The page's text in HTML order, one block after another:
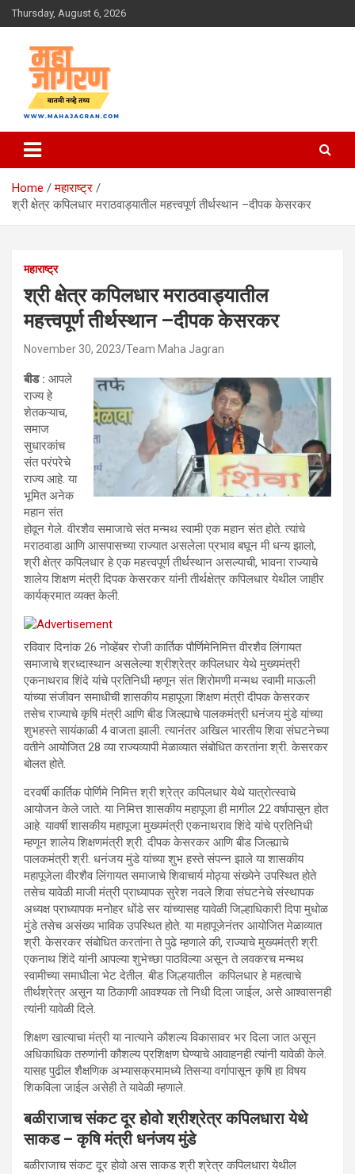
Skip
to
Thursday, August 6, 2026
महा जागरण
Home
महाराष्ट्र
श्री क्षेत्र कपिलधार मराठवाड्यातील महत्त्वपूर्ण तीर्थस्थान –दीपक केसरकर
महाराष्ट्र
श्री क्षेत्र कपिलधार मराठवाड्यातील
महत्त्वपूर्ण तीर्थस्थान –दीपक केसरकर
November 30, 2023 Team Maha Jagran
बीड : आपले
राज्य हे
शेतकऱ्याच,
समाज
सुधारकांच
संत परंपरेचे
राज्य आहे. या
भूमित अनेक
महान संत
होवून गेले. वीरशैव समाजाचे संत मन्मथ स्वामी एक महान संत होते. त्यांचे
मराठवाडा आणि आसपासच्या राज्यात असलेला प्रभाव बघून मी धन्य झालो,
श्री क्षेत्र कपिलधार हे एक महत्त्वपूर्ण तीर्थस्थान असल्याची, भावना राज्याचे
शालेय शिक्षण मंत्री दिपक केसरकर यांनी तीर्थक्षेत्र कपिलधार येथील जाहीर
कार्यक्रमात व्यक्त केली.
रविवार दिनांक 26 नोव्हेंबर रोजी कार्तिक पौर्णिमेनिमित्त वीरशैव लिंगायत
समाजाचे श्रध्दास्थान असलेल्या श्रीश्रेत्र कपिलधार येथे मुख्यमंत्री
एकनाथराव शिंदे यांचे प्रतिनिधी म्हणून संत शिरोमणी मन्मथ स्वामी माऊली
यांच्या संजीवन समाधीची शासकीय महापूजा शिक्षण मंत्री दीपक केसरकर
तसेच राज्याचे कृषि मंत्री आणि बीड जिल्ह्याचे पालकमंत्री धनंजय मुंडे यांच्या
शुभहस्ते सायंकाळी 4 वाजता झाली. त्यानंतर अखिल भारतीय शिवा संघटनेच्या
वतीने आयोजित 28 व्या राज्यव्यापी मेळाव्यात संबोधित करतांना श्री. केसरकर
बोलत होते.
दरवर्षी कार्तिक पोर्णिमे निमित्त श्री श्रेत्र कपिलधार येथे यात्रोत्स्वाचे
आयोजन केले जाते. या निमित्त शासकीय महापूजा ही मागील 22 वर्षापासून होत
आहे. यावर्षी शासकीय महापूजा मुख्यमंत्री एकनाथराव शिंदे यांचे प्रतिनिधी
म्हणून शालेय शिक्षणमंत्री श्री. दीपक केसरकर आणि बीड जिल्ह्याचे
पालकमंत्री श्री. धनंजय मुंडे यांच्या शुभ हस्ते संपन्न झाले या शासकीय
महापूजेला वीरशैव लिंगायत समाजाचे शिवाचार्य मोठ्या संख्येने उपस्थित होते
तसेच यावेळी माजी मंत्री प्राध्यापक सुरेश नवले शिवा संघटनेचे संस्थापक
अध्यक्ष प्राध्यापक मनोहर धोंडे सर यांच्यासह यावेळी जिल्हाधिकारी दिपा मुधोळ
मुंडे तसेच असंख्य भाविक उपस्थित होते. या महापूजेनंतर आयोजित मेळाव्यात
श्री. केसरकर संबोधित करतांना ते पुढे म्हणाले की, राज्याचे मुख्यमंत्री श्री.
एकनाथ शिंदे यांनी आपल्या शुभेच्छा पाठविल्या असून ते लवकरच मन्मथ
स्वामीच्या समाधीला भेट देतील. बीड जिल्हयातील कपिलधार हे महत्वाचे
तीर्थश्रेत्र असून या ठिकाणी आवश्यक तो निधी दिला जाईल, असे आश्वासनही
त्यांनी यावेळी दिले.
शिक्षण खात्याचा मंत्री या नात्याने कौशल्य विकासावर भर दिला जात असून
अधिकाधिक तरुणांनी कौशल्य प्रशिक्षण घेण्याचे आवाहनही त्यांनी यावेळी केले.
यासह पुढील शैक्षणिक अभ्यासक्रमामध्ये तिसऱ्या वर्गापासून कृषि हा विषय
शिकविला जाईल असेही ते यावेळी म्हणाले.
बळीराजाच संकट दूर होवो श्रीश्रेत्र कपिलधारा येथे
साकड – कृषि मंत्री धनंजय मुंडे
बळीराजाच संकट दूर होवो अस साकड श्री श्रेत्र कपिलधारा येथील